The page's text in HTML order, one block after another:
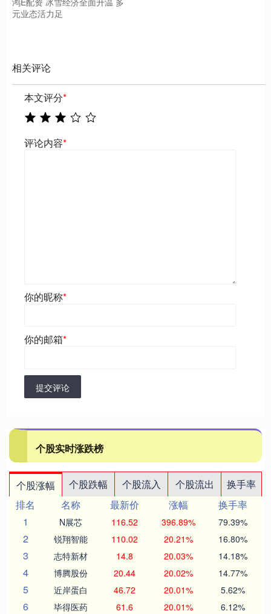
元业态活力足
相关评论
本文评分*
评论内容*
你的昵称*
你的邮箱*
提交评论
个股实时涨跌榜
个股涨幅 个股跌幅 个股流入 个股流出
换手率
排名
名称 最新价 涨幅
换手率
1
N展芯 116.52 396.89% 79.39%
2 锐翔智能 110.02 20.21% 16.80%
3 志特新材 14.8 20.03% 14.18%
4 博腾股份 20.44 20.02% 14.77%
5 近岸蛋白 46.72 20.01% 5.62%
6 毕得医药 61.6 20.01% 6.12%